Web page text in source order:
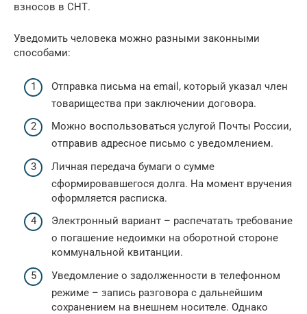
взносов в СНТ.
Уведомить человека можно разными законными
способами:
Отправка письма на email, который указал член
товарищества при заключении договора.
Можно воспользоваться услугой Почты России,
отправив адресное письмо с уведомлением.
Личная передача бумаги о сумме
сформировавшегося долга. На момент вручения
оформляется расписка.
Электронный вариант – распечатать требование
о погашение недоимки на оборотной стороне
коммунальной квитанции.
Уведомление о задолженности в телефонном
режиме – запись разговора с дальнейшим
сохранением на внешнем носителе. Однако